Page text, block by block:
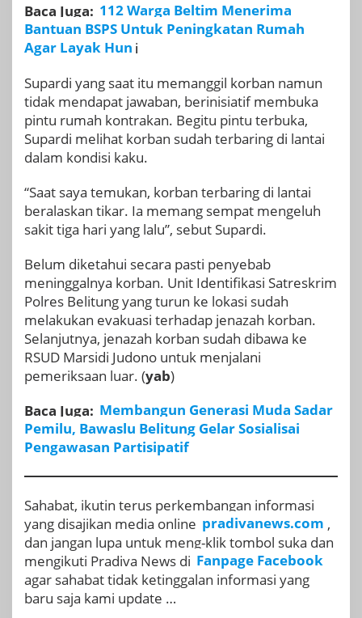
Baca Juga: 112 Warga Beltim Menerima
Bantuan BSPS Untuk Peningkatan Rumah
Agar Layak Hun i
Supardi yang saat itu memanggil korban namun
tidak mendapat jawaban, berinisiatif membuka
pintu rumah kontrakan. Begitu pintu terbuka,
Supardi melihat korban sudah terbaring di lantai
dalam kondisi kaku.
“Saat saya temukan, korban terbaring di lantai
beralaskan tikar. Ia memang sempat mengeluh
sakit tiga hari yang lalu”, sebut Supardi.
Belum diketahui secara pasti penyebab
meninggalnya korban. Unit Identifikasi Satreskrim
Polres Belitung yang turun ke lokasi sudah
melakukan evakuasi terhadap jenazah korban.
Selanjutnya, jenazah korban sudah dibawa ke
RSUD Marsidi Judono untuk menjalani
pemeriksaan luar. (yab)
Baca Juga: Membangun Generasi Muda Sadar
Pemilu, Bawaslu Belitung Gelar Sosialisai
Pengawasan Partisipatif
Sahabat, ikutin terus perkembangan informasi
yang disajikan media online pradivanews.com ,
dan jangan lupa untuk meng-klik tombol suka dan
mengikuti Pradiva News di Fanpage Facebook
agar sahabat tidak ketinggalan informasi yang
baru saja kami update …